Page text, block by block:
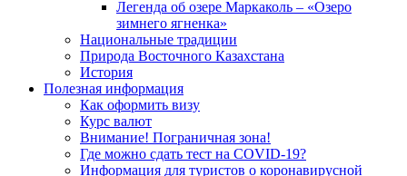
Легенда об озере Маркаколь – «Озеро
зимнего ягненка»
Национальные традиции
Природа Восточного Казахстана
История
Полезная информация
Как оформить визу
Курс валют
Внимание! Пограничная зона!
Где можно сдать тест на COVID-19?
Информация для туристов о коронавирусной